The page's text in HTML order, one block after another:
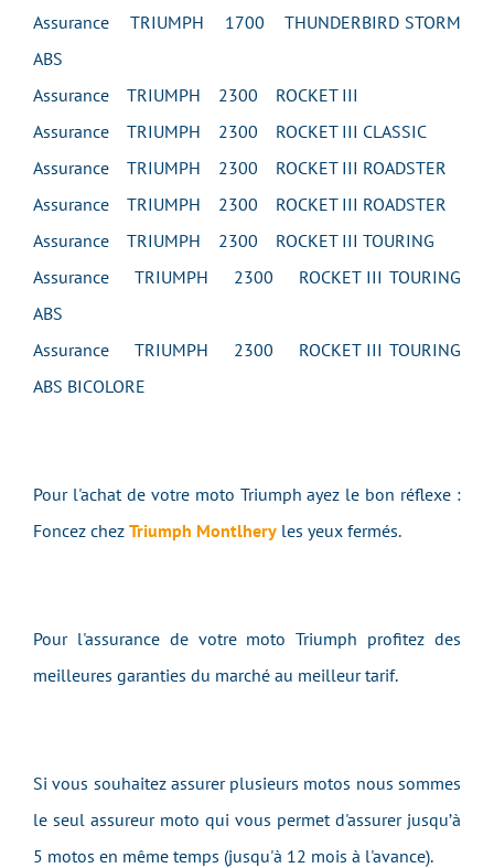
Assurance TRIUMPH 1700 THUNDERBIRD STORM
ABS
Assurance TRIUMPH 2300 ROCKET III
Assurance TRIUMPH 2300 ROCKET III CLASSIC
Assurance TRIUMPH 2300 ROCKET III ROADSTER
Assurance TRIUMPH 2300 ROCKET III ROADSTER
Assurance TRIUMPH 2300 ROCKET III TOURING
Assurance TRIUMPH 2300 ROCKET III TOURING
ABS
Assurance TRIUMPH 2300 ROCKET III TOURING
ABS BICOLORE
Pour l'achat de votre moto Triumph ayez le bon réflexe :
Foncez chez Triumph Montlhery les yeux fermés.
Pour l'assurance de votre moto Triumph profitez des
meilleures garanties du marché au meilleur tarif.
Si vous souhaitez assurer plusieurs motos nous sommes
le seul assureur moto qui vous permet d'assurer jusqu’à
5 motos en même temps (jusqu'à 12 mois à l'avance).